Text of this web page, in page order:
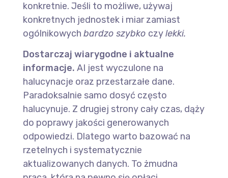
konkretnie. Jeśli to możliwe, używaj
konkretnych jednostek i miar zamiast
ogólnikowych bardzo szybko czylekki.
Dostarczaj wiarygodne i aktualne
informacje. AI jest wyczulone na
halucynacje oraz przestarzałe dane.
Paradoksalnie samo dosyć często
halucynuje. Z drugiej strony cały czas, dąży
do poprawy jakości generowanych
odpowiedzi. Dlatego warto bazować na
rzetelnych i systematycznie
aktualizowanych danych. To żmudna